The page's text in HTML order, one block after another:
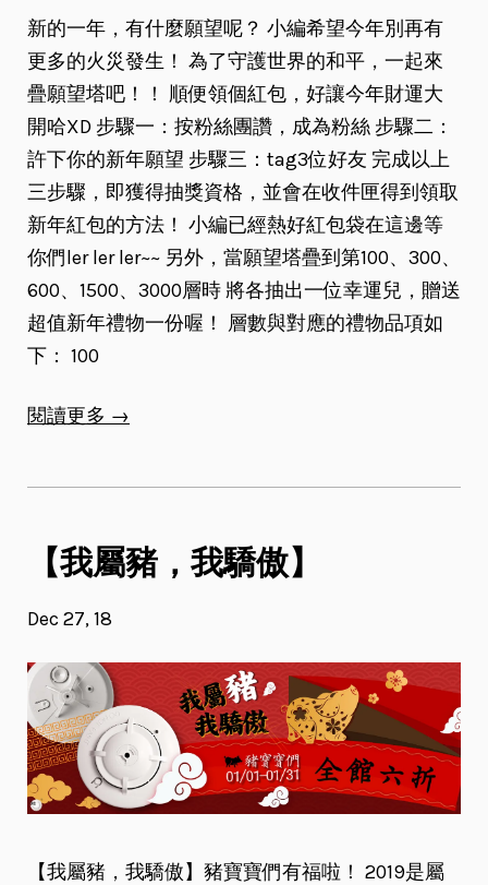
新的一年，有什麼願望呢？ 小編希望今年別再有
更多的火災發生！ 為了守護世界的和平，一起來
疊願望塔吧！！ 順便領個紅包，好讓今年財運大
開哈XD 步驟一：按粉絲團讚，成為粉絲 步驟二：
許下你的新年願望 步驟三：tag3位好友 完成以上
三步驟，即獲得抽獎資格，並會在收件匣得到領取
新年紅包的方法！ 小編已經熱好紅包袋在這邊等
你們ler ler ler~~ 另外，當願望塔疊到第100、300、
600、1500、3000層時 將各抽出一位幸運兒，贈送
超值新年禮物一份喔！ 層數與對應的禮物品項如
下： 100
閱讀更多 →
【我屬豬，我驕傲】
Dec 27, 18
【我屬豬，我驕傲】豬寶寶們有福啦！ 2019是屬